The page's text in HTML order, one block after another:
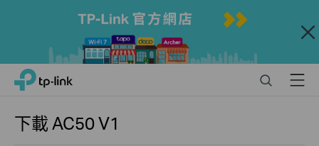
Close
Click
navigation
TP-Link, Reliably Smart SearchMenu
下載AC50V1